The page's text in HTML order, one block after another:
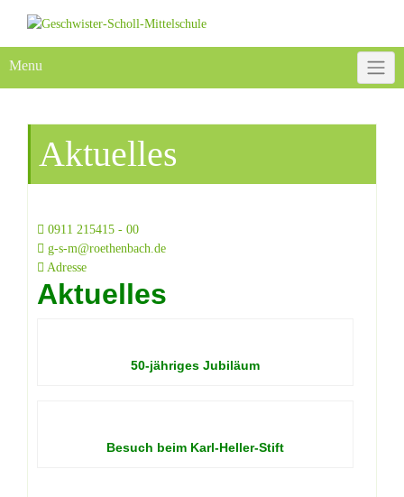
content
Menu
Aktuelles
0911 215415 - 00
g-s-m@roethenbach.de
Adresse
Aktuelles
50-jähriges Jubiläum
Besuch beim Karl-Heller-Stift